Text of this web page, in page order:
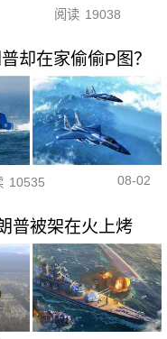
阅读 19038
却在家偷偷P图？
10535 08-02
普被架在火上烤